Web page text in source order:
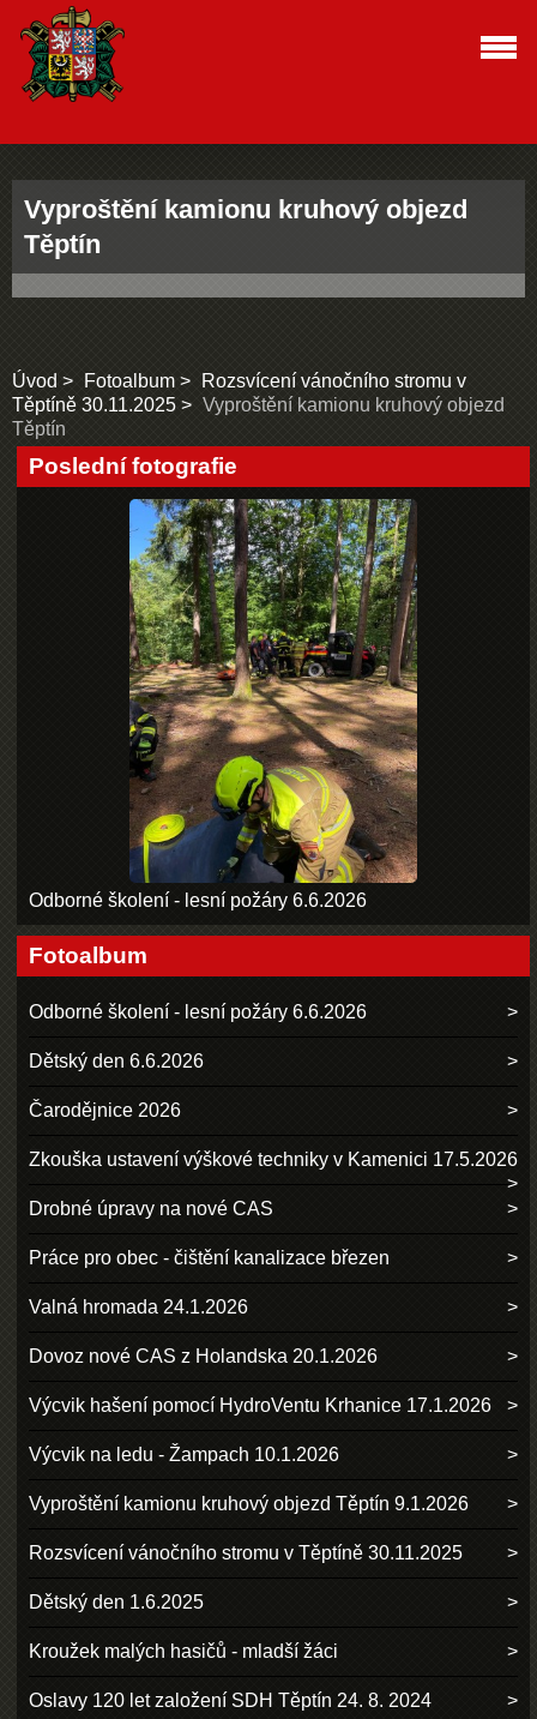
Vyproštění kamionu kruhový objezd
Těptín
Úvod Fotoalbum
Rozsvícení vánočního stromu v
Těptíně 30.11.2025
Vyproštění kamionu kruhový objezd
Těptín
Poslední fotografie
Odborné školení - lesní požáry 6.6.2026
Fotoalbum
Odborné školení - lesní požáry 6.6.2026
Dětský den 6.6.2026
Čarodějnice 2026
Zkouška ustavení výškové techniky v Kamenici 17.5.2026
Drobné úpravy na nové CAS
Práce pro obec - čištění kanalizace březen
Valná hromada 24.1.2026
Dovoz nové CAS z Holandska 20.1.2026
Výcvik hašení pomocí HydroVentu Krhanice 17.1.2026
Výcvik na ledu - Žampach 10.1.2026
Vyproštění kamionu kruhový objezd Těptín 9.1.2026
Rozsvícení vánočního stromu v Těptíně 30.11.2025
Dětský den 1.6.2025
Kroužek malých hasičů - mladší žáci
Oslavy 120 let založení SDH Těptín 24. 8. 2024